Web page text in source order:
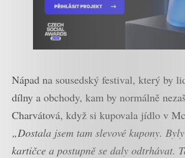
Nápad na sousedský festival, který by
dílny a obchody, kam by normálně
Charvátová, když si kupovala jídlo v
„Dostala jsem tam slevové kupony.
kartičce a postupně se daly odtrhávat.